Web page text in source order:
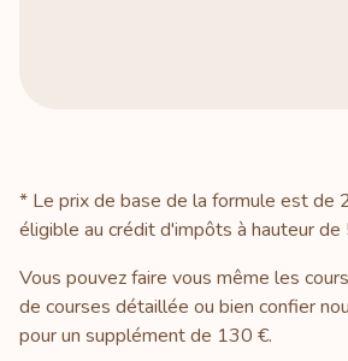
* Le prix de base de la formule est
éligible au crédit d'impôts à hauteur de
Vous pouvez faire vous même les
de courses détaillée ou bien confier
pour un supplément de 130 €.